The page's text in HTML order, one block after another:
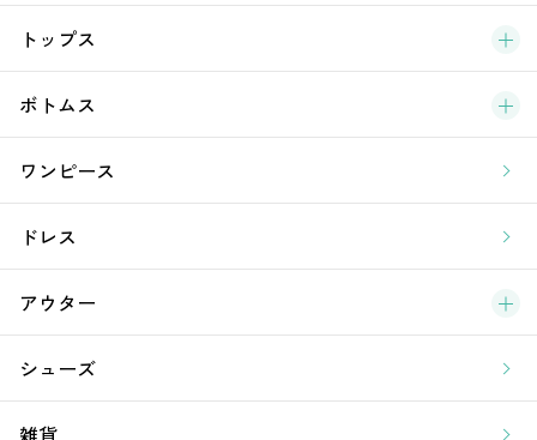
ブ
新
ラ
ア
トップス
ボトムス
ワンピース
ドレス
アウター
シューズ
雑貨